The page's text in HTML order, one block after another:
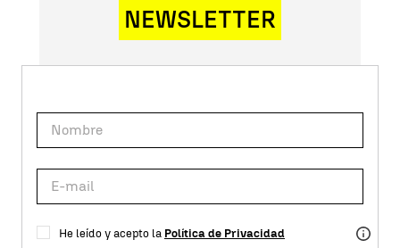
NEWSLETTER
He leído y acepto la Política de Privacidad